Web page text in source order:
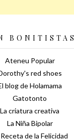
BONITISTAS
Ateneu Popular
red shoes
blog de Holamama
Gatotonto
La criatura creativa
La Niña Bipolar
de la Felicidad